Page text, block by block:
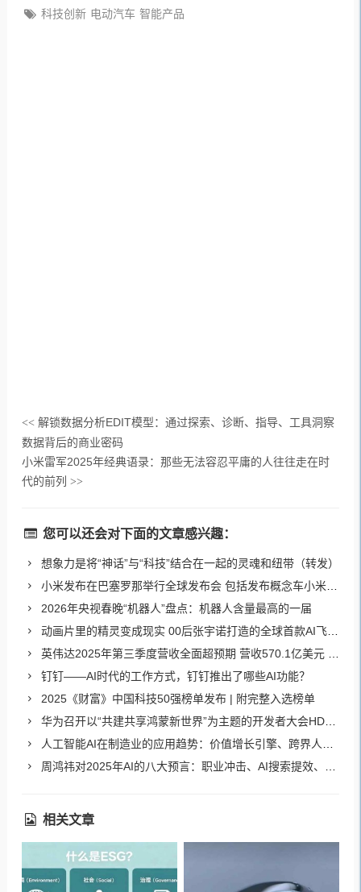
科技创新 电动汽车 智能产品
<<解锁数据分析EDIT模型：通过探索、诊断、指导、工具洞察
数据背后的商业密码
小米雷军2025年经典语录：那些无法容忍平庸的人往往走在时
代的前列 >>
您可以还会对下面的文章感兴趣：
想象力是将“神话”与“科技”结合在一起的灵魂和纽带（转发）
小米发布在巴塞罗那举行全球发布会 包括发布概念车小米VGT（Vision GT）概念超跑
2026年央视春晚“机器人”盘点：机器人含量最高的一届
动画片里的精灵变成现实 00后张宇诺打造的全球首款AI飞行陪伴机器人Skyris
英伟达2025年第三季度营收全面超预期 营收570.1亿美元 净利润319.1亿美元
钉钉——AI时代的工作方式，钉钉推出了哪些AI功能？
2025《财富》中国科技50强榜单发布 | 附完整入选榜单
华为召开以“共建共享鸿蒙新世界”为主题的开发者大会HDC.2025
人工智能AI在制造业的应用趋势：价值增长引擎、跨界人才刚需、制造价值链重构
周鸿祎对2025年AI的八大预言：职业冲击、AI搜索提效、AI手机、AI眼镜、自动驾驶、AI智能管家、AI老师、AI赚钱
相关文章